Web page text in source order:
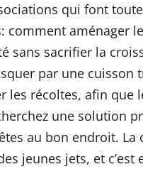
qui font
comment aménager
sans sacrifier la
par une
les récoltes, afin
une solution
au bon endroit.
jeunes jets, et